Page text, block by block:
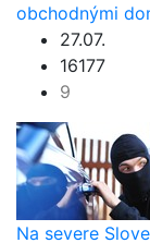
obchodnými
27.07.
16177
9
Na severe